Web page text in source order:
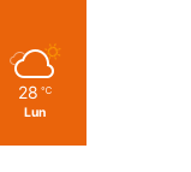
28 ℃
Lun